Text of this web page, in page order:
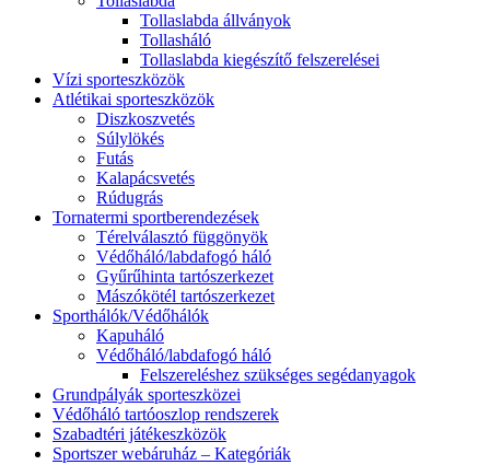
Tollaslabda állványok
Tollasháló
Tollaslabda kiegészítő felszerelései
Vízi sporteszközök
Atlétikai sporteszközök
Diszkoszvetés
Súlylökés
Futás
Kalapácsvetés
Rúdugrás
Tornatermi sportberendezések
Térelválasztó függönyök
Védőháló/labdafogó háló
Gyűrűhinta tartószerkezet
Mászókötél tartószerkezet
Sporthálók/Védőhálók
Kapuháló
Védőháló/labdafogó háló
Felszereléshez szükséges segédanyagok
Grundpályák sporteszközei
Védőháló tartóoszlop rendszerek
Szabadtéri játékeszközök
Sportszer webáruház – Kategóriák